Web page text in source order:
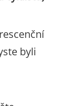
byli